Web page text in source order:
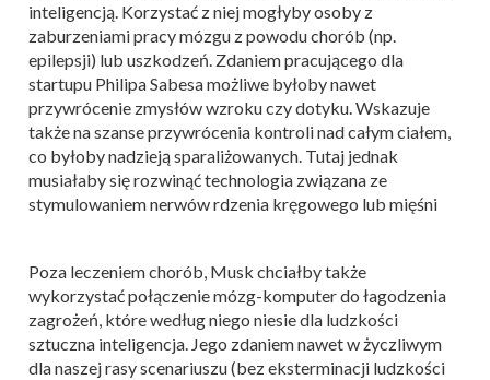
inteligencją. Korzystać z niej mogłyby osoby z
zaburzeniami pracy mózgu z powodu chorób (np.
epilepsji) lub uszkodzeń. Zdaniem pracującego dla
startupu Philipa Sabesa możliwe byłoby nawet
przywrócenie zmysłów wzroku czy dotyku. Wskazuje
także na szanse przywrócenia kontroli nad całym ciałem,
co byłoby nadzieją sparaliżowanych. Tutaj jednak
musiałaby się rozwinąć technologia związana ze
stymulowaniem nerwów rdzenia kręgowego lub mięśni
Poza leczeniem chorób, Musk chciałby także
wykorzystać połączenie mózg-komputer do łagodzenia
zagrożeń, które według niego niesie dla ludzkości
sztuczna inteligencja. Jego zdaniem nawet w życzliwym
dla naszej rasy scenariuszu (bez eksterminacji ludzkości